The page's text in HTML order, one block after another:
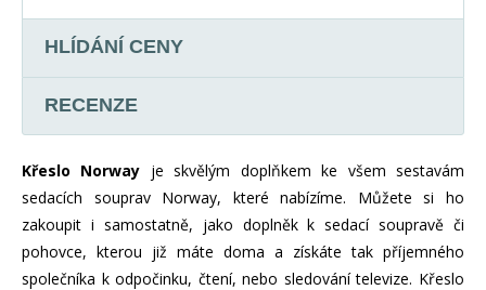
HLÍDÁNÍ CENY
RECENZE
Křeslo Norway je skvělým doplňkem ke všem sestavám
sedacích souprav Norway, které nabízíme. Můžete si ho
zakoupit i samostatně, jako doplněk k sedací soupravě či
pohovce, kterou již máte doma a získáte tak příjemného
společníka k odpočinku, čtení, nebo sledování televize. Křeslo